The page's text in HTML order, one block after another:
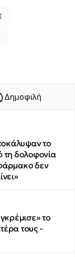
Δημοφιλή
το
τη δολοφονία
δεν
το
τους -